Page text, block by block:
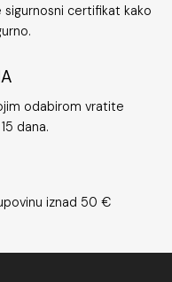
certifikat kako
odabirom vratite
dana.
iznad 50 €